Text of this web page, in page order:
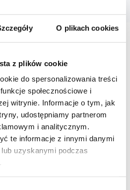
O plikach cookies
z plików cookie
do spersonalizowania treści
społecznościowe i
witrynie. Informacje o tym, jak
udostępniamy partnerom
i analitycznym.
te informacje z innymi danymi
uzyskanymi podczas
nietolerancji laktozy.